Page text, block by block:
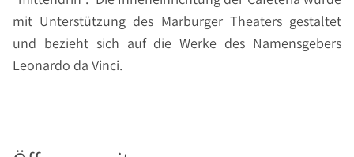
mit Unterstützung des Marburger Theaters gestaltet
und bezieht sich auf die Werke des Namensgebers
Leonardo da Vinci.